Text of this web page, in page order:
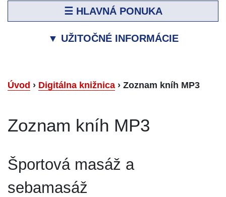
☰ HLAVNÁ PONUKA
▼ UŽITOČNÉ INFORMÁCIE
Úvod › Digitálna knižnica › Zoznam kníh MP3
Zoznam kníh MP3
Športová masáž a
sebamasáž